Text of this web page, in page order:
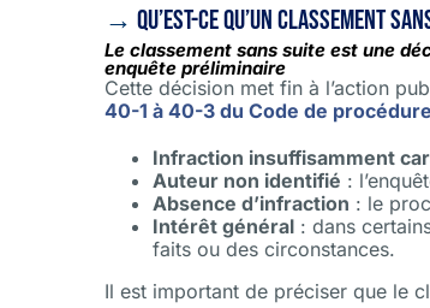
→ Qu’est-ce qu’un classement
Le classement sans suite est une
enquête préliminaire
Cette décision met fin à l’action
40-1 à 40-3 du Code de
Infraction insuffisamment
Auteur non identifié :
Absence d’infraction : le
Intérêt général : dans
faits ou des circonstances.
Il est important de préciser que le